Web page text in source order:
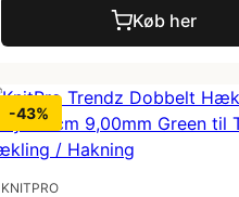
Køb her
-43%
KNITPRO